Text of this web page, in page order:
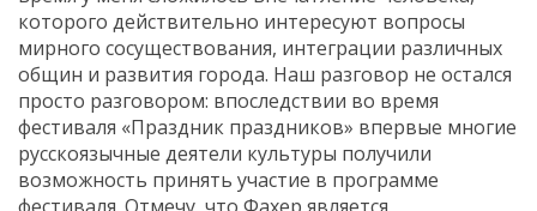
которого действительно интересуют вопросы
мирного сосуществования, интеграции различных
общин и развития города. Наш разговор не остался
просто разговором: впоследствии во время
фестиваля «Праздник праздников» впервые многие
русскоязычные деятели культуры получили
возможность принять участие в программе